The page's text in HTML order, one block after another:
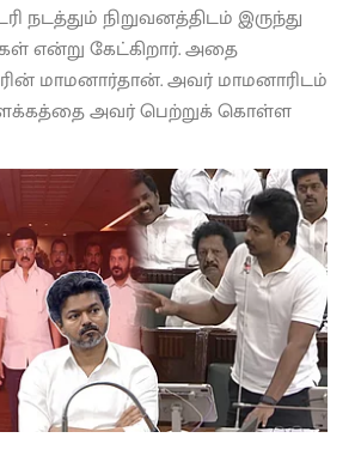
நடத்தும் நிறுவனத்திடம் இருந்து
என்று கேட்கிறார். அதை
மாமனார்தான். அவர் மாமனாரிடம்
அவர் பெற்றுக் கொள்ள